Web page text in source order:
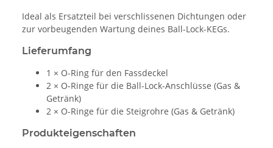
Ideal als Ersatzteil bei verschlissenen Dichtungen oder
zur vorbeugenden Wartung deines Ball-Lock-KEGs.
Lieferumfang
1 × O-Ring für den Fassdeckel
2 × O-Ringe für die Ball-Lock-Anschlüsse (Gas &
Getränk)
2 × O-Ringe für die Steigrohre (Gas & Getränk)
Produkteigenschaften